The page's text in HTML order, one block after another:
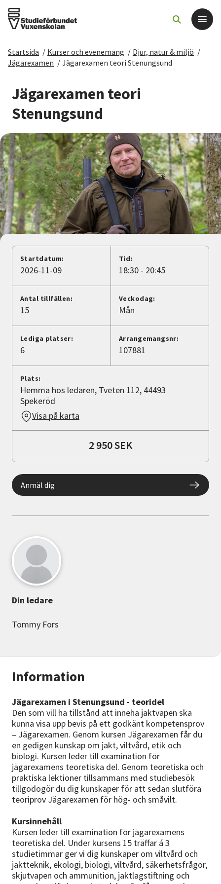
Det här gör vi
För dig som
Sök kurser och evenemang
Om SV
Starta studiecirkel
Cirkelledare
Nyheter
Avdelningar
Lyssna
Startsida / Kurser och evenemang / Djur, natur & miljö /
Jägarexamen / Jägarexamen teori Stenungsund
Jägarexamen teori
Stenungsund
Information
Jägarexamen i Stenungsund - teoridel
Den som vill ha tillstånd att inneha jaktvapen ska
kunna visa upp bevis på ett godkänt kompetensprov
– Jägarexamen. Genom kursen Jägarexamen får du
en gedigen kunskap om jakt, viltvård, etik och
biologi. Kursen leder till examination för
jägarexamens teoretiska del. Genom teoretiska och
praktiska lektioner tillsammans med studiebesök
tillgodogör du dig kunskaper för att sedan slutföra
teoriprov Jägarexamen för hög- och småvilt.
Kursinnehåll
Kursen leder till examination för jägarexamens
teoretiska del. Under kursens 15 träffar á 3
studietimmar ger vi dig kunskaper om viltvård och
jaktteknik, ekologi, biologi, viltvård, säkerhetsfrågor,
skjutvapen och ammunition, jaktlagstiftning och
Startdatum:
2026-11-09
Tid:
18:30 - 20:45
Antal tillfällen:
15
Veckodag:
Mån
Lediga platser:
6
Arrangemangsnr:
107881
Plats:
Hemma hos ledaren, Tveten 112, 44493
Spekeröd
Visa på karta
2 950 SEK
Anmäl dig
Din ledare
Tommy Fors